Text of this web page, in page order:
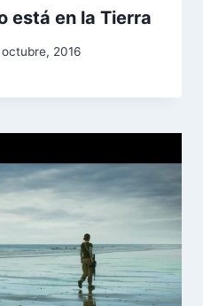
está en la Tierra
octubre, 2016